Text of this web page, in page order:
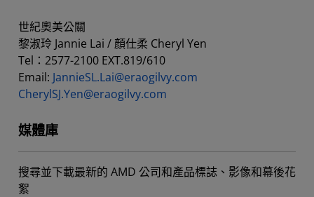
世紀奧美公關
黎淑玲 Jannie Lai / 顏仕柔 Cheryl Yen
Tel：2577-2100 EXT.819/610
Email: JannieSL.Lai@eraogilvy.com
CherylSJ.Yen@eraogilvy.com
媒體庫
搜尋並下載最新的 AMD 公司和產品標誌、影像和幕後花
絮